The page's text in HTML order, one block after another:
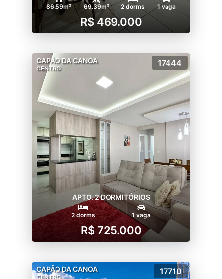
86.59m² 69.39m² 2 dorms 1 vaga
R$ 469.000
CAPÃO DA CANOA
CENTRO
17444
APTO. 2 DORMITÓRIOS
2 dorms 1 vaga
R$ 725.000
CAPÃO DA CANOA
CENTRO
17710